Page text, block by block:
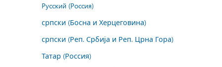
Русский (Россия)
српски (Босна и Херцеговина)
српски (Реп. Србија и Реп. Црна Гора)
Татар (Россия)